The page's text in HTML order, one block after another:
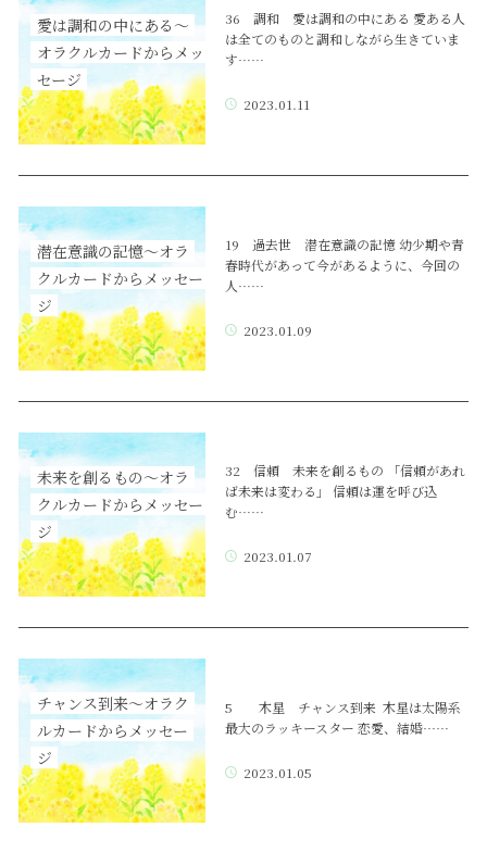
愛は調和の中にある～
オラクルカードからメッ
セージ
36 調和 愛は調和の中にある 愛ある人
は全てのものと調和しながら生きていま
す……
2023.01.11
潜在意識の記憶～オラ
クルカードからメッセー
ジ
19 過去世 潜在意識の記憶 幼少期や青
春時代があって今があるように、今回の
人……
2023.01.09
未来を創るもの～オラ
クルカードからメッセー
ジ
32 信頼 未来を創るもの 「信頼があれ
ば未来は変わる」 信頼は運を呼び込
む……
2023.01.07
チャンス到来～オラク
ルカードからメッセー
ジ
5 木星 チャンス到来 木星は太陽系
最大のラッキースター 恋愛、結婚……
2023.01.05